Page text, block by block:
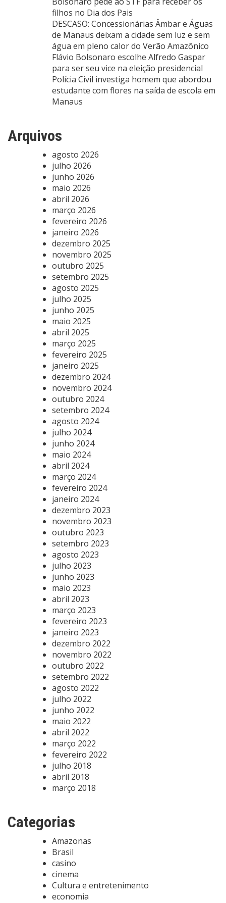
filhos no Dia dos Pais
DESCASO: Concessionárias Âmbar e Águas
de Manaus deixam a cidade sem luz e sem
água em pleno calor do Verão Amazônico
Flávio Bolsonaro escolhe Alfredo Gaspar
para ser seu vice na eleição presidencial
Polícia Civil investiga homem que abordou
estudante com flores na saída de escola em
Manaus
Arquivos
agosto 2026
julho 2026
junho 2026
maio 2026
abril 2026
março 2026
fevereiro 2026
janeiro 2026
dezembro 2025
novembro 2025
outubro 2025
setembro 2025
agosto 2025
julho 2025
junho 2025
maio 2025
abril 2025
março 2025
fevereiro 2025
janeiro 2025
dezembro 2024
novembro 2024
outubro 2024
setembro 2024
agosto 2024
julho 2024
junho 2024
maio 2024
abril 2024
março 2024
fevereiro 2024
janeiro 2024
dezembro 2023
novembro 2023
outubro 2023
setembro 2023
agosto 2023
julho 2023
junho 2023
maio 2023
abril 2023
março 2023
fevereiro 2023
janeiro 2023
dezembro 2022
novembro 2022
outubro 2022
setembro 2022
agosto 2022
julho 2022
junho 2022
maio 2022
abril 2022
março 2022
fevereiro 2022
julho 2018
abril 2018
março 2018
Categorias
Amazonas
Brasil
casino
cinema
Cultura e entretenimento
economia